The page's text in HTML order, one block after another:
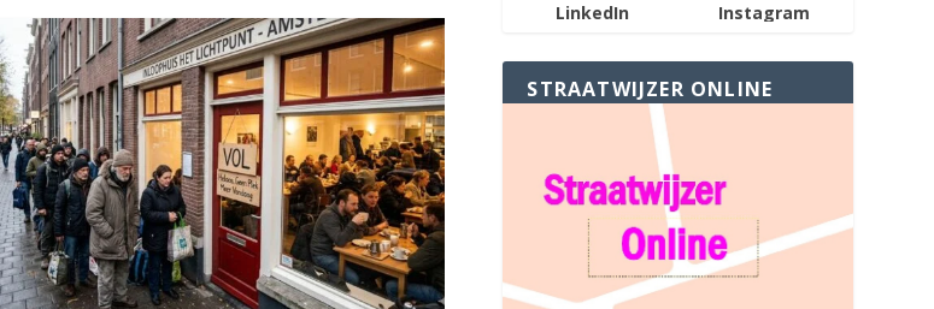
LinkedIn Instagram
STRAATWIJZER ONLINE